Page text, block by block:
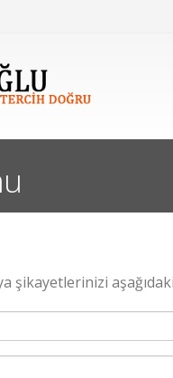
şikayetlerinizi